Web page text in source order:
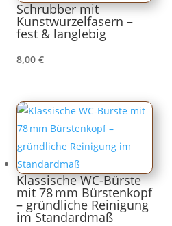
Schrubber mit
Kunstwurzelfasern –
fest & langlebig
8,00 €
Klassische WC-Bürste
mit 78 mm Bürstenkopf
– gründliche Reinigung
im Standardmaß